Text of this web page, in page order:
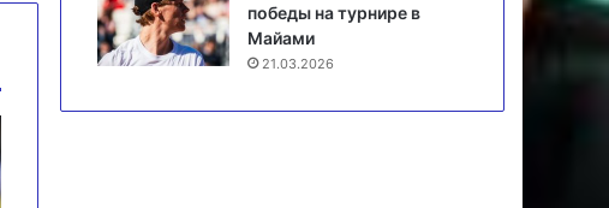
победы на турнире в
Майами
21.03.2026